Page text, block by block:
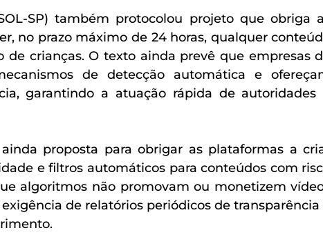
SP) também protocolou projeto que obriga
no prazo máximo de 24 horas, qualquer
de crianças. O texto ainda prevê que empresas
de detecção automática e
garantindo a atuação rápida de autoridades
proposta para obrigar as plataformas a
e filtros automáticos para conteúdos com
algoritmos não promovam ou monetizem
de relatórios periódicos de transparência